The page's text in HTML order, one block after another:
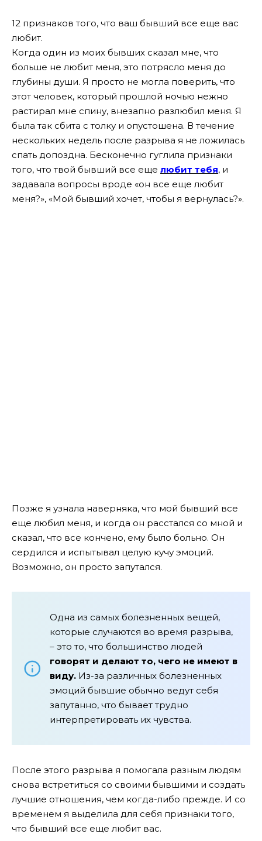
12 признаков того, что ваш бывший все еще вас
любит.
Когда один из моих бывших сказал мне, что
больше не любит меня, это потрясло меня до
глубины души. Я просто не могла поверить, что
этот человек, который прошлой ночью нежно
растирал мне спину, внезапно разлюбил меня. Я
была так сбита с толку и опустошена. В течение
нескольких недель после разрыва я не ложилась
спать допоздна. Бесконечно гуглила признаки
того, что твой бывший все еще любит тебя, и
задавала вопросы вроде «он все еще любит
меня?», «Мой бывший хочет, чтобы я вернулась?».
Позже я узнала наверняка, что мой бывший все
еще любил меня, и когда он расстался со мной и
сказал, что все кончено, ему было больно. Он
сердился и испытывал целую кучу эмоций.
Возможно, он просто запутался.
Одна из самых болезненных вещей,
которые случаются во время разрыва,
– это то, что большинство людей
говорят и делают то, чего не имеют в
виду. Из-за различных болезненных
эмоций бывшие обычно ведут себя
запутанно, что бывает трудно
интерпретировать их чувства.
После этого разрыва я помогала разным людям
снова встретиться со своими бывшими и создать
лучшие отношения, чем когда-либо прежде. И со
временем я выделила для себя признаки того,
что бывший все еще любит вас.